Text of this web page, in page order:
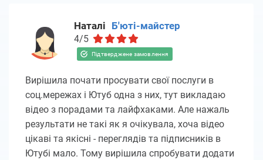
Наталі Б'юті-майстер
4/5
Вирішила почати просувати свої послуги в
соц.мережах і Ютуб одна з них, тут викладаю
відео з порадами та лайфхаками. Але нажаль
результати не такі як я очікувала, хоча відео
цікаві та якісні - переглядів та підписників в
Ютубі мало. Тому вирішила спробувати додати